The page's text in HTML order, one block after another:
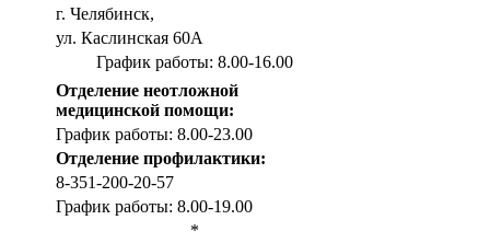
г. Челябинск,
ул. Каслинская 60А
График работы: 8.00-16.00
Отделение неотложной
медицинской помощи:
График работы: 8.00-23.00
Отделение профилактики:
8-351-200-20-57
График работы: 8.00-19.00
*